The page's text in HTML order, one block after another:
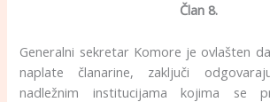
Član 8.
Generalni sekretar Komore je ovlašten
naplate članarine, zaključi
nadležnim institucijama kojima se